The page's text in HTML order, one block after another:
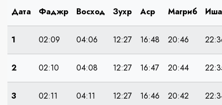
Дата Фаджр Восход Зухр Аср Магриб Иша
1 02:09 04:06 12:27 16:48 20:46
2 02:10 04:08 12:27 16:47 20:44
3 02:11 04:11 12:27 16:46 20:42